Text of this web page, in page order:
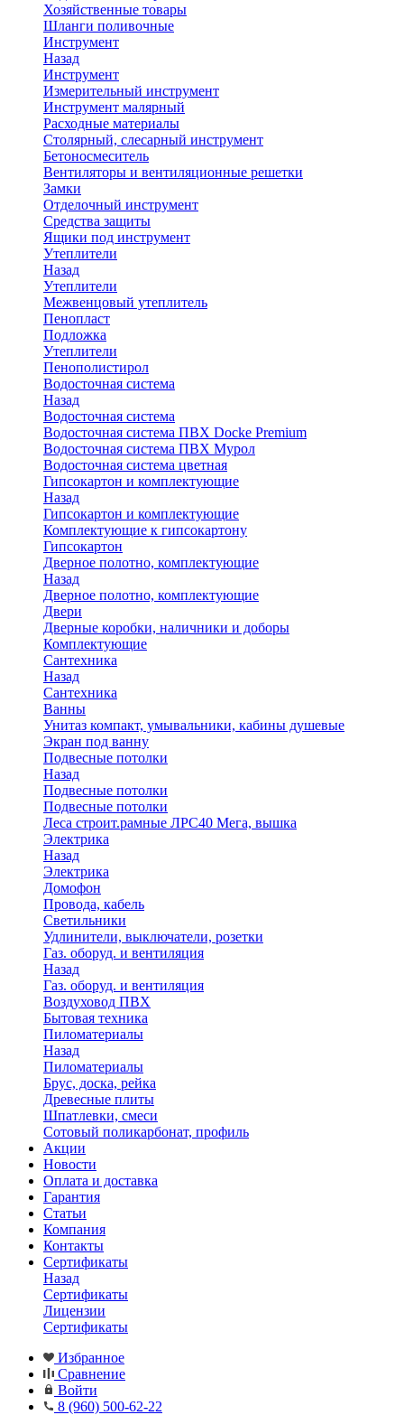
Хозяйственные товары
Шланги поливочные
Инструмент
Назад
Инструмент
Измерительный инструмент
Инструмент малярный
Расходные материалы
Столярный, слесарный инструмент
Бетоносмеситель
Вентиляторы и вентиляционные решетки
Замки
Отделочный инструмент
Средства защиты
Ящики под инструмент
Утеплители
Назад
Утеплители
Межвенцовый утеплитель
Пенопласт
Подложка
Утеплители
Пенополистирол
Водосточная система
Назад
Водосточная система
Водосточная система ПВХ Docke Premium
Водосточная система ПВХ Мурол
Водосточная система цветная
Гипсокартон и комплектующие
Назад
Гипсокартон и комплектующие
Комплектующие к гипсокартону
Гипсокартон
Дверное полотно, комплектующие
Назад
Дверное полотно, комплектующие
Двери
Дверные коробки, наличники и доборы
Комплектующие
Сантехника
Назад
Сантехника
Ванны
Унитаз компакт, умывальники, кабины душевые
Экран под ванну
Подвесные потолки
Назад
Подвесные потолки
Подвесные потолки
Леса строит.рамные ЛРС40 Мега, вышка
Электрика
Назад
Электрика
Домофон
Провода, кабель
Светильники
Удлинители, выключатели, розетки
Газ. оборуд. и вентиляция
Назад
Газ. оборуд. и вентиляция
Воздуховод ПВХ
Бытовая техника
Пиломатериалы
Назад
Пиломатериалы
Брус, доска, рейка
Древесные плиты
Шпатлевки, смеси
Сотовый поликарбонат, профиль
Акции
Новости
Оплата и доставка
Гарантия
Статьи
Компания
Контакты
Сертификаты
Назад
Сертификаты
Лицензии
Сертификаты
Избранное
Сравнение
Войти
8 (960) 500-62-22